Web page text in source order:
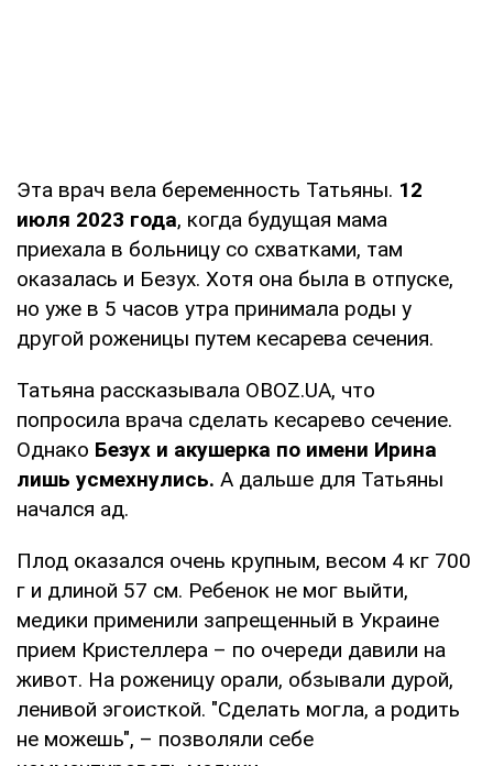
Эта врач вела беременность Татьяны. 12
июля 2023 года, когда будущая мама
приехала в больницу со схватками, там
оказалась и Безух. Хотя она была в отпуске,
но уже в 5 часов утра принимала роды у
другой роженицы путем кесарева сечения.
Татьяна рассказывала OBOZ.UA, что
попросила врача сделать кесарево сечение.
Однако Безух и акушерка по имени Ирина
лишь усмехнулись. А дальше для Татьяны
начался ад.
Плод оказался очень крупным, весом 4 кг 700
г и длиной 57 см. Ребенок не мог выйти,
медики применили запрещенный в Украине
прием Кристеллера – по очереди давили на
живот. На роженицу орали, обзывали дурой,
ленивой эгоисткой. "Сделать могла, а родить
не можешь", – позволяли себе